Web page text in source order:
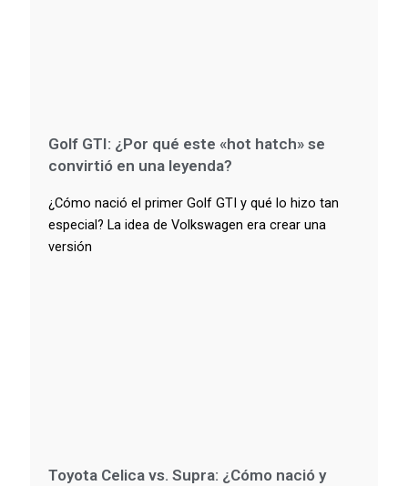
Golf GTI: ¿Por qué este «hot hatch» se
convirtió en una leyenda?
¿Cómo nació el primer Golf GTI y qué lo hizo tan
especial? La idea de Volkswagen era crear una
versión
Toyota Celica vs. Supra: ¿Cómo nació y